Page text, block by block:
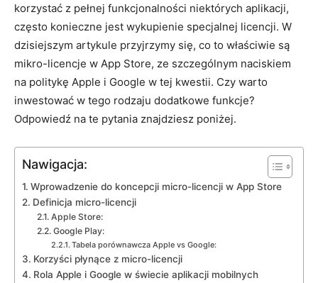
korzystać z pełnej‍ funkcjonalności niektórych aplikacji,
często konieczne jest wykupienie specjalnej licencji. ⁣W
dzisiejszym artykule przyjrzymy się, co to właściwie są
mikro-licencje w App Store, ze szczególnym naciskiem
⁤na politykę Apple ‌i Google ⁤w tej kwestii. Czy warto
inwestować w tego rodzaju dodatkowe funkcje?
Odpowiedź na te pytania znajdziesz poniżej.
Nawigacja:
Wprowadzenie do koncepcji micro-licencji w ‍App Store
Definicja micro-licencji
Apple Store:
Google Play:
Tabela porównawcza Apple vs Google:
Korzyści płynące z micro-licencji
Rola Apple i Google w świecie aplikacji ​mobilnych